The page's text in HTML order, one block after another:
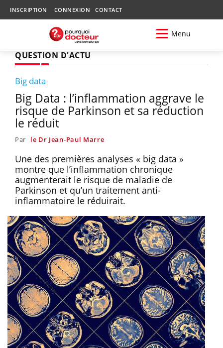
INSCRIPTION CONNEXION CONTACT
Menu
QUESTION D'ACTU
Big data
Big Data : l’inflammation aggrave le
risque de Parkinson et sa réduction
le réduit
Par le Dr Jean-Paul Marre
Une des premières analyses « big data »
montre que l’inflammation chronique
augmenterait le risque de maladie de
Parkinson et qu’un traitement anti-
inflammatoire le réduirait.